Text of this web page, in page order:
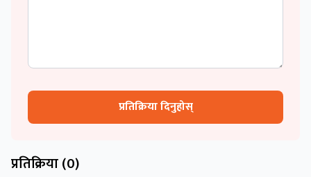
प्रतिक्रिया दिनुहोस्
प्रतिक्रिया (0)